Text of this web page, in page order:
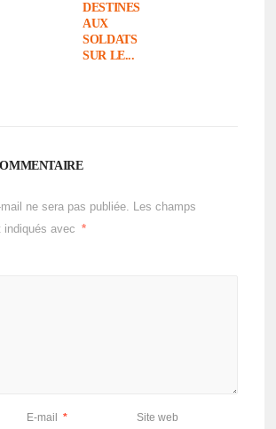
DESTINES
AUX
SOLDATS
SUR LE...
ne sera pas publiée. Les champs
indiqués avec
*
E-mail * Site web